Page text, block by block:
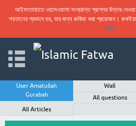
আইফতোয়াতে ওয়াসওয়াসা সংক্রান্ত প্রশ্নের উত্তর
শয়তানের প্রভাবে হয়, যার জন্য রুকিয়া করা প্রয়োজন।
করুন
User Amatullah
Gurabah
Wall
All questions
All Articles